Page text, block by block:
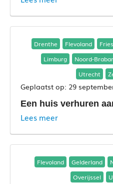
Drenthe Flevoland
Limburg
Noord-
Utrecht
29
Een huis verhuren
Lees meer
Flevoland Gelderland
Overijssel